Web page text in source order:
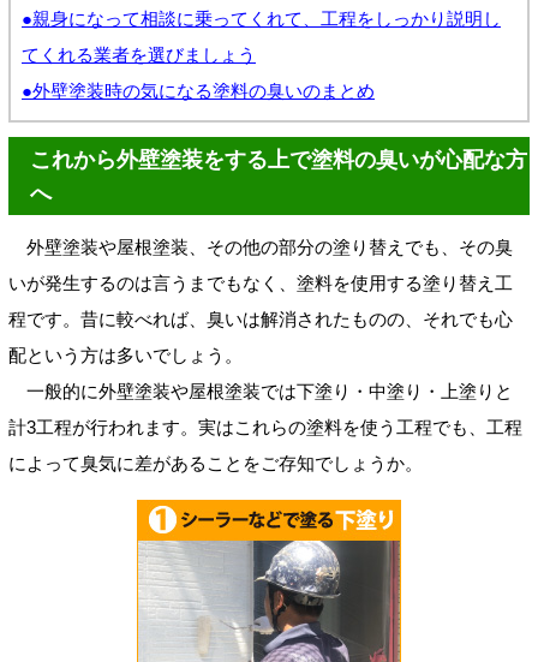
●親身になって相談に乗ってくれて、工程をしっかり説明し
てくれる業者を選びましょう
●外壁塗装時の気になる塗料の臭いのまとめ
これから外壁塗装をする上で塗料の臭いが心配な方
へ
外壁塗装や屋根塗装、その他の部分の塗り替えでも、その臭
いが発生するのは言うまでもなく、塗料を使用する塗り替え工
程です。昔に較べれば、臭いは解消されたものの、それでも心
配という方は多いでしょう。
一般的に外壁塗装や屋根塗装では下塗り・中塗り・上塗りと
計3工程が行われます。実はこれらの塗料を使う工程でも、工程
によって臭気に差があることをご存知でしょうか。